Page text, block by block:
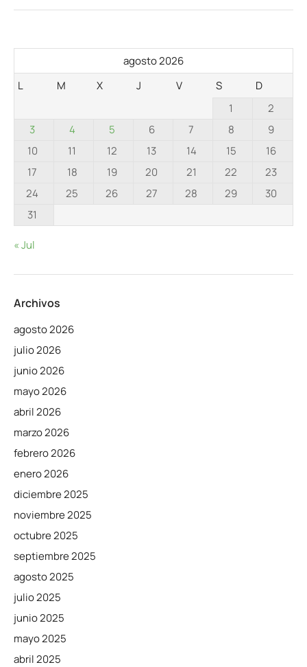
agosto 2026
L
M X J V S
D
1
2
3
4 5 6 7 8
9
10
11 12 13 14 15
16
17
18 19 20 21 22
23
24
25 26 27 28 29
30
31
« Jul
Archivos
agosto 2026
julio 2026
junio 2026
mayo 2026
abril 2026
marzo 2026
febrero 2026
enero 2026
diciembre 2025
noviembre 2025
octubre 2025
septiembre 2025
agosto 2025
julio 2025
junio 2025
mayo 2025
abril 2025